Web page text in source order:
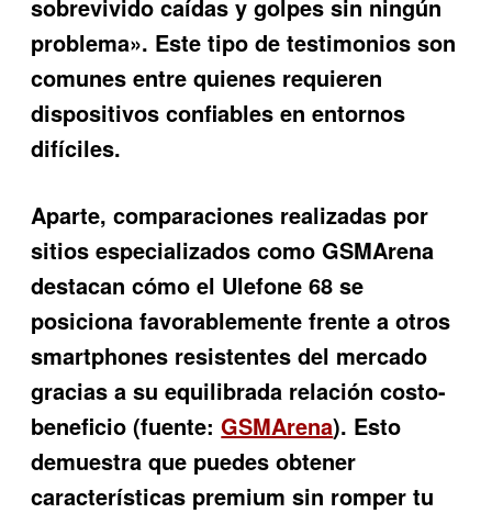
sobrevivido caídas y golpes sin ningún
problema». Este tipo de testimonios son
comunes entre quienes requieren
dispositivos confiables en entornos
difíciles.
Aparte, comparaciones realizadas por
sitios especializados como GSMArena
destacan cómo el Ulefone 68 se
posiciona favorablemente frente a otros
smartphones resistentes del mercado
gracias a su equilibrada relación costo-
beneficio (fuente:GSMArena). Esto
demuestra que puedes obtener
características premium sin romper tu